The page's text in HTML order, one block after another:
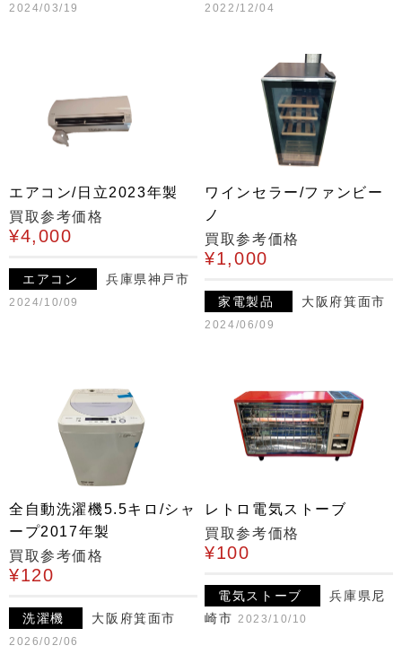
2024/03/19 2022/12/04
エアコン/日立2023年製
買取参考価格
¥4,000
エアコン 兵庫県神戸市
2024/10/09
ワインセラー/ファンビー
ノ
買取参考価格
¥1,000
家電製品 大阪府箕面市
2024/06/09
全自動洗濯機5.5キロ/シャ
ープ2017年製
買取参考価格
¥120
洗濯機 大阪府箕面市
2026/02/06
レトロ電気ストーブ
買取参考価格
¥100
電気ストーブ
兵庫県尼
崎市 2023/10/10